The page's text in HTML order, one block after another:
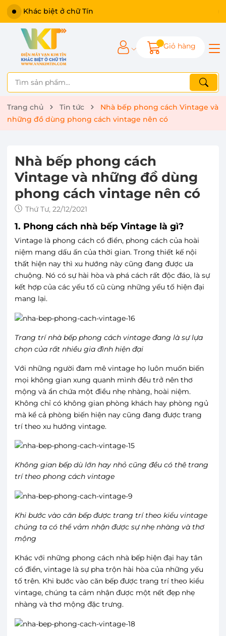
Khác biệt ở chữ Tín
Giỏ hàng
Trang chủ Tin tức
Nhà bếp phong cách Vintage và
những đồ dùng phong cách vintage nên có
Nhà bếp phong cách
Vintage và những đồ dùng
phong cách vintage nên có
Thứ Tư, 22/12/2021
1. Phong cách nhà bếp Vintage là gì?
Vintage là phong cách cổ điển, phong cách của hoài
niệm mang dấu ấn của thời gian. Trong thiết kế nội
thất hiện nay thì xu hướng này cũng đang được ưa
chuộng. Nó có sự hài hòa và phá cách rất độc đáo, là sự
kết hợp của các yếu tố cũ cùng những yếu tố hiện đại
mang lại.
Trang trí nhà bếp phong cách vintage đang là sự lựa
chọn của rất nhiều gia đình hiện đại
Với những người đam mê vintage họ luôn muốn biến
mọi không gian xung quanh mình đều trở nên thơ
mộng và ẩn chứa một điều nhẹ nhàng, hoài niệm.
Không chỉ có không gian phòng khách hay phòng ngủ
mà kể cả phòng biến hiện nay cũng đang được trang
trí theo xu hướng vintage.
Không gian bếp dù lớn hay nhỏ cũng đều có thê trang
trí theo phong cách vintage
Khi bước vào căn bếp được trang trí theo kiểu vintage
chúng ta có thể vảm nhận được sự nhẹ nhàng và thơ
mộng
Khác với những phong cách nhà bếp hiện đại hay tân
cổ điển, vintage là sự pha trộn hài hòa của những yếu
tố trên. Khi bước vào căn bếp được trang trí theo kiểu
vintage, chúng ta cảm nhận được một nết đẹp nhẹ
nhàng và thơ mộng đặc trưng.